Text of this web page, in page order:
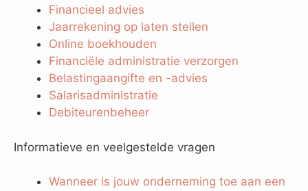
Financieel advies
Jaarrekening op laten stellen
Online boekhouden
Financiële administratie verzorgen
Belastingaangifte en -advies
Salarisadministratie
Debiteurenbeheer
Informatieve en veelgestelde vragen
Wanneer is jouw onderneming toe aan een